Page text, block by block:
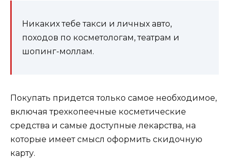
Никаких тебе такси и личных авто,
походов по косметологам, театрам и
шопинг-моллам.
Покупать придется только самое необходимое,
включая трехкопеечные косметические
средства и самые доступные лекарства, на
которые имеет смысл оформить скидочную
карту.